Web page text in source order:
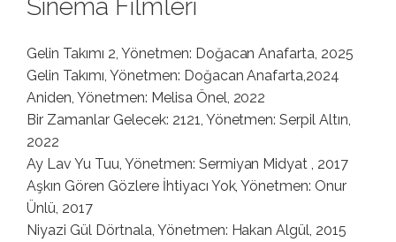
Sinema Filmleri
Gelin Takımı 2, Yönetmen: Doğacan Anafarta, 2025
Gelin Takımı, Yönetmen: Doğacan Anafarta,2024
Aniden, Yönetmen: Melisa Önel, 2022
Bir Zamanlar Gelecek: 2121, Yönetmen: Serpil Altın,
2022
Ay Lav Yu Tuu, Yönetmen: Sermiyan Midyat , 2017
Aşkın Gören Gözlere İhtiyacı Yok, Yönetmen: Onur
Ünlü, 2017
Niyazi Gül Dörtnala, Yönetmen: Hakan Algül, 2015